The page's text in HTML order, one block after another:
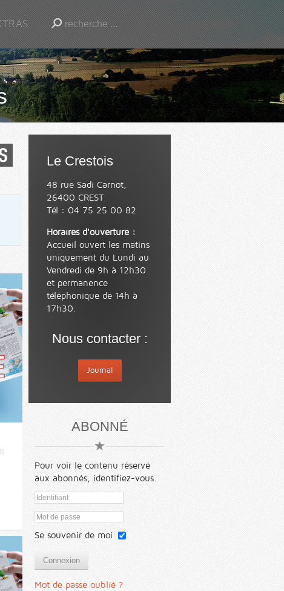
Le Crestois
48 rue Sadi Carnot,
26400 CREST
Tél : 04 75 25 00 82
Horaires d'ouverture :
Accueil ouvert les matins
uniquement du Lundi au
Vendredi de 9h à 12h30
et permanence
téléphonique de 14h à
17h30.
Nous contacter :
Journal
ABONNÉ
Pour voir le contenu réservé
aux abonnés, identifiez-vous.
Se souvenir de moi
Connexion
Mot de passe oublié ?